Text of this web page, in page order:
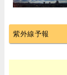
紫外線予報